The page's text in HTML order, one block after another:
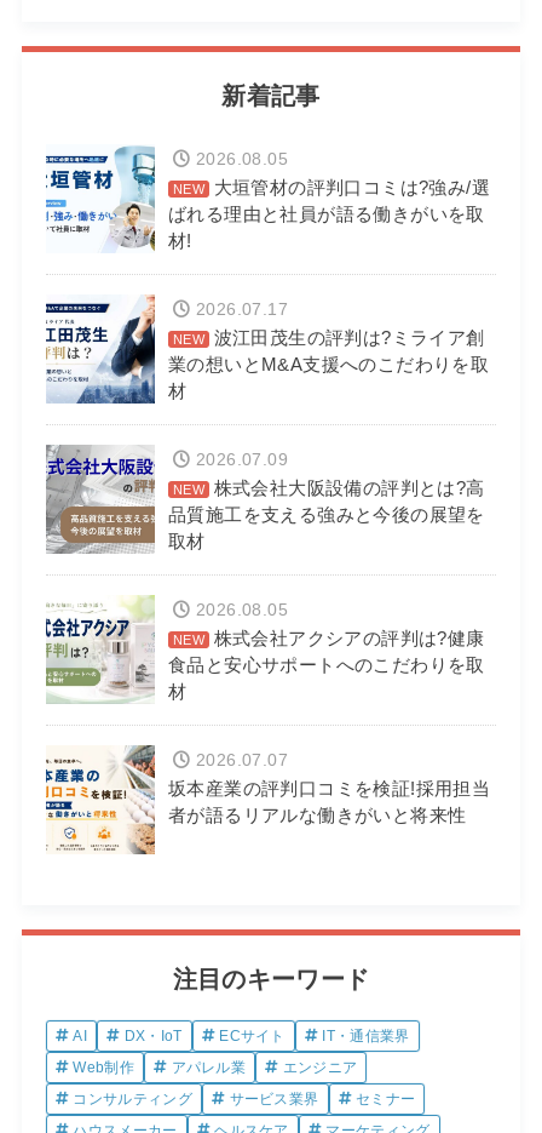
新着記事
大垣管材の評判口コミは?強み/選
ばれる理由と社員が語る働きがいを取
材!
2026.08.05
波江田茂生の評判は?ミライア創
業の想いとM&A支援へのこだわりを取
材
2026.07.17
株式会社大阪設備の評判とは?高
品質施工を支える強みと今後の展望を
取材
2026.07.09
株式会社アクシアの評判は?健康
食品と安心サポートへのこだわりを取
材
2026.08.05
坂本産業の評判口コミを検証!採用担当
者が語るリアルな働きがいと将来性
2026.07.07
注目のキーワード
AI DX・IoT ECサイト
IT・通信業界
Web制作
アパレル業
エンジニア
コンサルティング
サービス業界
セミナー